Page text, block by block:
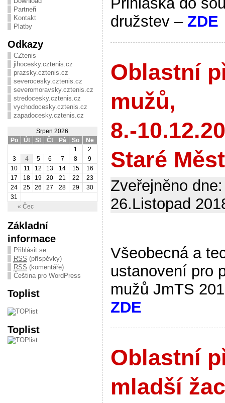
Partneři
Kontakt
Platby
Odkazy
CZtenis
jihocesky.cztenis.cz
prazsky.cztenis.cz
severocesky.cztenis.cz
severomoravsky.cztenis.cz
stredocesky.cztenis.cz
vychodocesky.cztenis.cz
zapadocesky.cztenis.cz
Srpen 2026
Po
Út St Čt Pá So Ne
« Čec
1
2
3
4 5 6 7 8
9
10
11 12 13 14 15
16
17
18 19 20 21 22
23
24
25 26 27 28 29
30
31
Základní
informace
Přihlásit se
RSS (příspěvky)
RSS (komentáře)
Čeština pro WordPress
Toplist
Toplist
družstev – ZDE
Oblastní
mužů,
8.-
Staré
Zveřejněno dne:
26.Listopad
Všeobecná a
ustanovení pro
mužů JmTS
ZDE
Oblastní
mladší